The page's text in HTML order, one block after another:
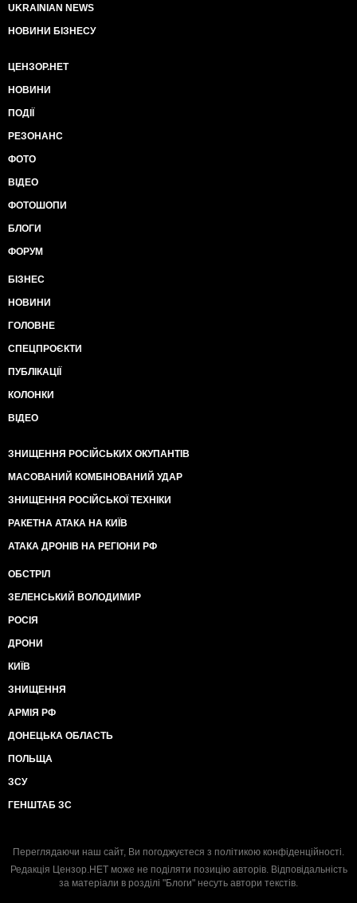
UKRAINIAN NEWS
НОВИНИ БІЗНЕСУ
ЦЕНЗОР.НЕТ
НОВИНИ
ПОДІЇ
РЕЗОНАНС
ФОТО
ВІДЕО
ФОТОШОПИ
БЛОГИ
ФОРУМ
БІЗНЕС
НОВИНИ
ГОЛОВНЕ
СПЕЦПРОЄКТИ
ПУБЛІКАЦІЇ
КОЛОНКИ
ВІДЕО
ЗНИЩЕННЯ РОСІЙСЬКИХ ОКУПАНТІВ
МАСОВАНИЙ КОМБІНОВАНИЙ УДАР
ЗНИЩЕННЯ РОСІЙСЬКОЇ ТЕХНІКИ
РАКЕТНА АТАКА НА КИЇВ
АТАКА ДРОНІВ НА РЕГІОНИ РФ
ОБСТРІЛ
ЗЕЛЕНСЬКИЙ ВОЛОДИМИР
РОСІЯ
ДРОНИ
КИЇВ
ЗНИЩЕННЯ
АРМІЯ РФ
ДОНЕЦЬКА ОБЛАСТЬ
ПОЛЬЩА
ЗСУ
ГЕНШТАБ ЗС
Переглядаючи наш сайт, Ви погоджуєтеся з політикою конфіденційності.
Редакція Цензор.НЕТ може не поділяти позицію авторів. Відповідальність
за матеріали в розділі "Блоги" несуть автори текстів.